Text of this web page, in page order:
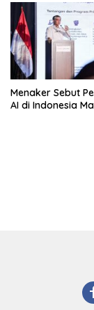
Menaker Sebut
AI di Indonesia